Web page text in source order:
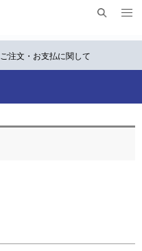
内
メ
ご注文・お支払に関して